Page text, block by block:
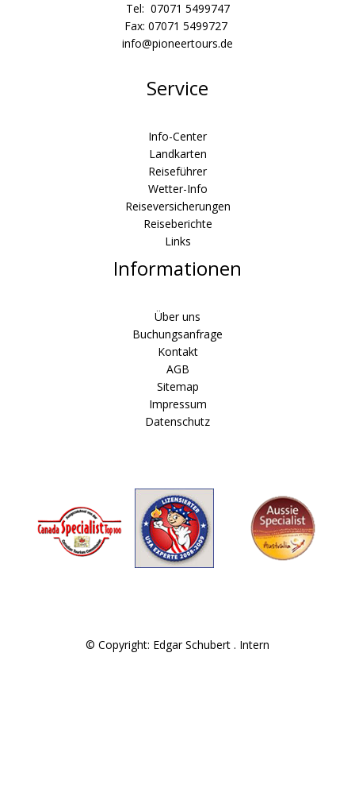
Tel: 07071 5499747
Fax: 07071 5499727
info@pioneertours.de
Service
Info-Center
Landkarten
Reiseführer
Wetter-Info
Reiseversicherungen
Reiseberichte
Links
Informationen
Über uns
Buchungsanfrage
Kontakt
AGB
Sitemap
Impressum
Datenschutz
© Copyright: Edgar Schubert . Intern